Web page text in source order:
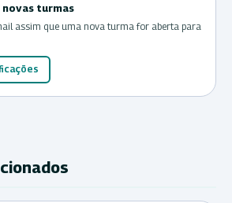
novas turmas
assim que uma nova turma for aberta para